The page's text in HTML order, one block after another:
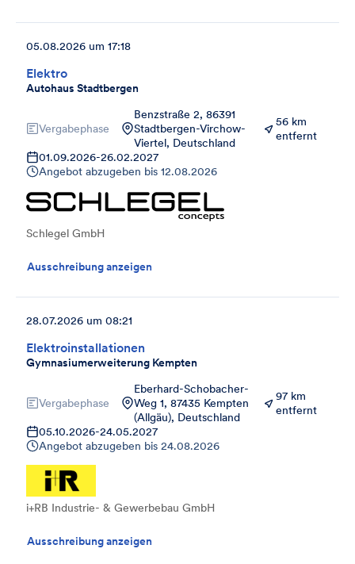
Elektro
Autohaus Stadtbergen
05.08.2026 um 17:18
Vergabephase
Benzstraße 2, 86391
Stadtbergen-Virchow-
Viertel, Deutschland
56 km
entfernt
01.09.2026-26.02.2027
Angebot abzugeben bis 12.08.2026
Schlegel GmbH
Ausschreibung anzeigen
Elektroinstallationen
Gymnasiumerweiterung Kempten
28.07.2026 um 08:21
Vergabephase
Eberhard-Schobacher-
Weg 1, 87435 Kempten
(Allgäu), Deutschland
97 km
entfernt
05.10.2026-24.05.2027
Angebot abzugeben bis 24.08.2026
i+RB Industrie- & Gewerbebau GmbH
Ausschreibung anzeigen